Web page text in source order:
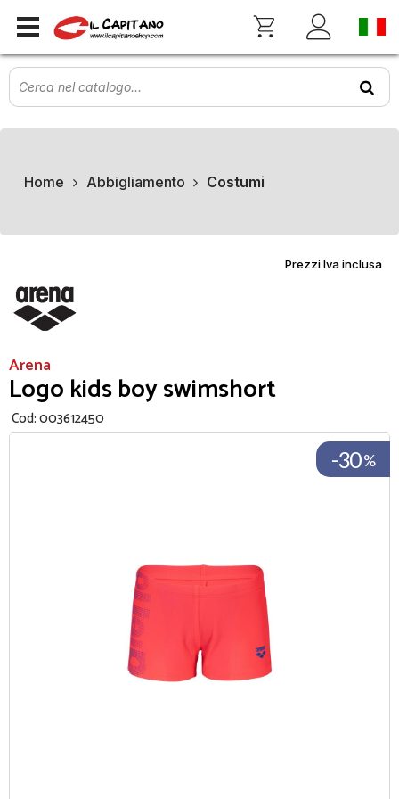
Home Abbigliamento Costumi
Prezzi Iva inclusa
Arena
Logo kids boy swimshort
Cod:003612450
-30%